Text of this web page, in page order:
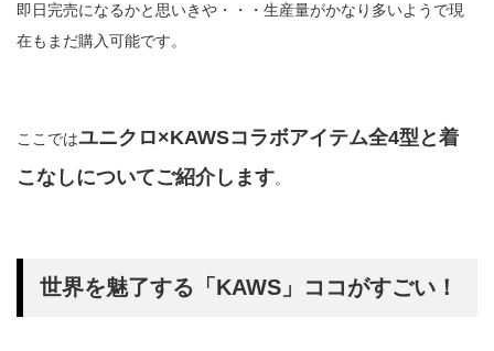
即日完売になるかと思いきや・・・生産量がかなり多いようで現
在もまだ購入可能です。
ここではユニクロ×KAWSコラボアイテム全4型と着
こなしについてご紹介します。
世界を魅了する「KAWS」ココがすごい！